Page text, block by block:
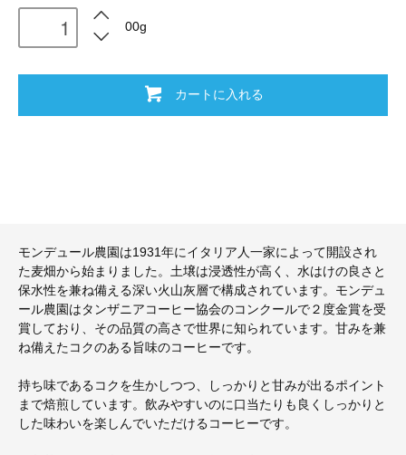
00g
カートに入れる
モンデュール農園は1931年にイタリア人一家によって開設され
た麦畑から始まりました。土壌は浸透性が高く、水はけの良さと
保水性を兼ね備える深い火山灰層で構成されています。モンデュ
ール農園はタンザニアコーヒー協会のコンクールで２度金賞を受
賞しており、その品質の高さで世界に知られています。甘みを兼
ね備えたコクのある旨味のコーヒーです。
持ち味であるコクを生かしつつ、しっかりと甘みが出るポイント
まで焙煎しています。飲みやすいのに口当たりも良くしっかりと
した味わいを楽しんでいただけるコーヒーです。